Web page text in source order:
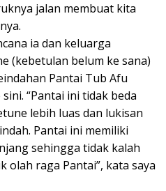
jalan membuat kita
ia dan keluarga
(kebetulan belum ke sana)
Pantai Tub Afu
“Pantai ini tidak beda
lebih luas dan lukisan
Pantai ini memiliki
sehingga tidak kalah
olah raga Pantai”, kata saya